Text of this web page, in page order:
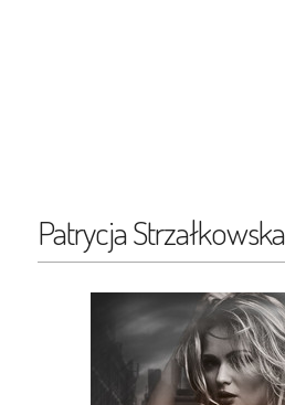
Patrycja